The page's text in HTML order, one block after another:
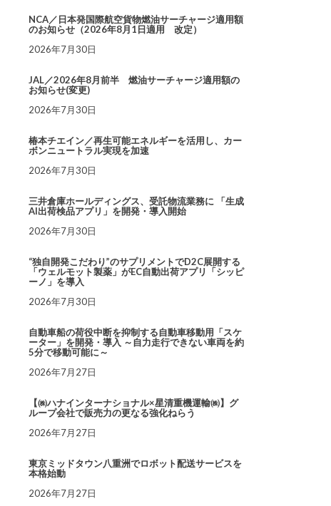
NCA／日本発国際航空貨物燃油サーチャージ適用額
のお知らせ（2026年8月1日適用 改定）
2026年7月30日
JAL／2026年8月前半 燃油サーチャージ適用額の
お知らせ(変更)
2026年7月30日
椿本チエイン／再生可能エネルギーを活用し、カー
ボンニュートラル実現を加速
2026年7月30日
三井倉庫ホールディングス、受託物流業務に 「生成
AI出荷検品アプリ」を開発・導入開始
2026年7月30日
“独自開発こだわり”のサプリメントでD2C展開する
「ウェルモット製薬」がEC自動出荷アプリ「シッピ
ーノ」を導入
2026年7月30日
自動車船の荷役中断を抑制する自動車移動用「スケ
ーター」を開発・導入 ～自力走行できない車両を約
5分で移動可能に～
2026年7月27日
【㈱ハナインターナショナル×星清重機運輸㈱】グ
ループ会社で販売力の更なる強化ねらう
2026年7月27日
東京ミッドタウン八重洲でロボット配送サービスを
本格始動
2026年7月27日